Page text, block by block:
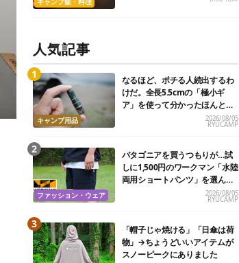
キャンプ飯・料理
人気記事
キャンプ用品
なるほど、ポチる人続出するわ
けだ。全長5.5cmの「極小ギ
ア」を使って分かったほんとの
2026/08/05
RYUCAMP
ファッション・ウェア
パタゴニアを買うつもりが…試
しに1,500円のワークマン「水陸
両用ショートパンツ」を選んだ
2026/08/05
RYUCAMP
「帽子じゃ焼ける」「日傘は荷
物」→ちょうどいいアイテムが
スノーピークにありました